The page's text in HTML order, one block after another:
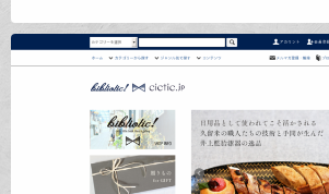
たが、小さな布の断片から、'84年に染織家 築城則
統的な特徴を継承しながらも現代にマッチした新
生したブランドが「縞縞 SHIMA-SHIMA」です。